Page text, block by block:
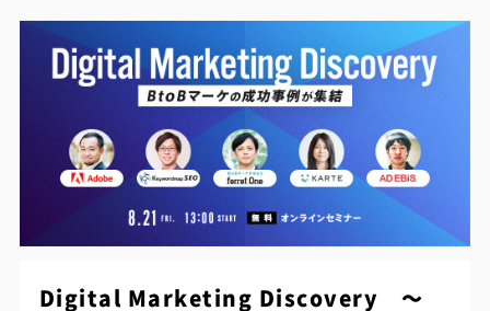
Digital Marketing Discovery ～